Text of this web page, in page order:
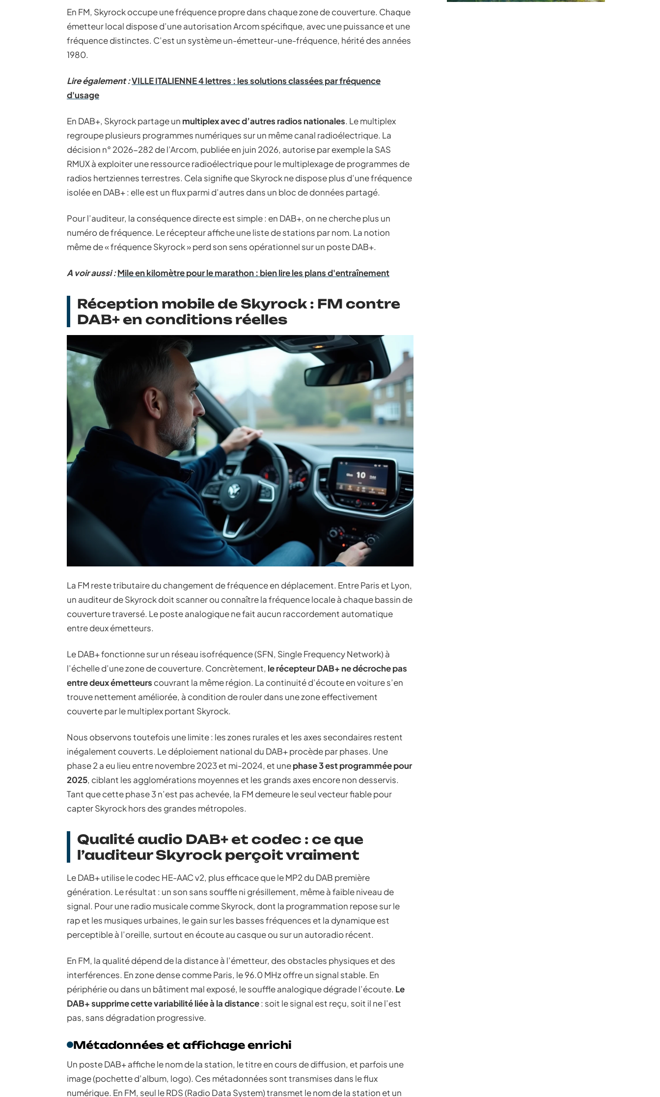
En FM, Skyrock occupe une fréquence propre dans chaque zone de couverture. Chaque
émetteur local dispose d’une autorisation Arcom spécifique, avec une puissance et une
fréquence distinctes. C’est un système un-émetteur-une-fréquence, hérité des années
1980.
Lire également :VILLE ITALIENNE 4 lettres : les solutions classées par fréquence
d'usage
En DAB+, Skyrock partage un multiplex avec d’autres radios nationales. Le multiplex
regroupe plusieurs programmes numériques sur un même canal radioélectrique. La
décision n° 2026-282 de l’Arcom, publiée en juin 2026, autorise par exemple la SAS
RMUX à exploiter une ressource radioélectrique pour le multiplexage de programmes de
radios hertziennes terrestres. Cela signifie que Skyrock ne dispose plus d’une fréquence
isolée en DAB+ : elle est un flux parmi d’autres dans un bloc de données partagé.
Pour l’auditeur, la conséquence directe est simple : en DAB+, on ne cherche plus un
numéro de fréquence. Le récepteur affiche une liste de stations par nom. La notion
même de « fréquence Skyrock » perd son sens opérationnel sur un poste DAB+.
A voir aussi :Mile en kilomètre pour le marathon : bien lire les plans d'entraînement
Réception mobile de Skyrock : FM contre
DAB+ en conditions réelles
La FM reste tributaire du changement de fréquence en déplacement. Entre Paris et Lyon,
un auditeur de Skyrock doit scanner ou connaître la fréquence locale à chaque bassin de
couverture traversé. Le poste analogique ne fait aucun raccordement automatique
entre deux émetteurs.
Le DAB+ fonctionne sur un réseau isofréquence (SFN, Single Frequency Network) à
l’échelle d’une zone de couverture. Concrètement, le récepteur DAB+ ne décroche pas
entre deux émetteurs couvrant la même région. La continuité d’écoute en voiture s’en
trouve nettement améliorée, à condition de rouler dans une zone effectivement
couverte par le multiplex portant Skyrock.
Nous observons toutefois une limite : les zones rurales et les axes secondaires restent
inégalement couverts. Le déploiement national du DAB+ procède par phases. Une
phase 2 a eu lieu entre novembre 2023 et mi-2024, et unephase 3 est programmée pour
2025, ciblant les agglomérations moyennes et les grands axes encore non desservis.
Tant que cette phase 3 n’est pas achevée, la FM demeure le seul vecteur fiable pour
capter Skyrock hors des grandes métropoles.
Qualité audio DAB+ et codec : ce que
l’auditeur Skyrock perçoit vraiment
Le DAB+ utilise le codec HE-AAC v2, plus efficace que le MP2 du DAB première
génération. Le résultat : un son sans souffle ni grésillement, même à faible niveau de
signal. Pour une radio musicale comme Skyrock, dont la programmation repose sur le
rap et les musiques urbaines, le gain sur les basses fréquences et la dynamique est
perceptible à l’oreille, surtout en écoute au casque ou sur un autoradio récent.
En FM, la qualité dépend de la distance à l’émetteur, des obstacles physiques et des
interférences. En zone dense comme Paris, le 96.0 MHz offre un signal stable. En
périphérie ou dans un bâtiment mal exposé, le souffle analogique dégrade l’écoute. Le
DAB+ supprime cette variabilité liée à la distance: soit le signal est reçu, soit il ne l’est
pas, sans dégradation progressive.
Métadonnées et affichage enrichi
Un poste DAB+ affiche le nom de la station, le titre en cours de diffusion, et parfois une
image (pochette d’album, logo). Ces métadonnées sont transmises dans le flux
numérique. En FM, seul le RDS (Radio Data System) transmet le nom de la station et un